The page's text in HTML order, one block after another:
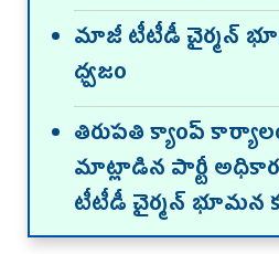
మాజీ టీటీడీ చైర్మన్
ధ్వజం
తిరుపతి క్యాంప్
మాట్లాడిన పార్టీ
టీటీడీ చైర్మన్ భూమన